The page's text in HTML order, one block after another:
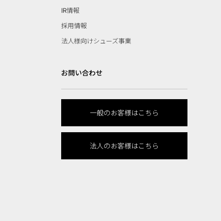
IR情報
採用情報
法人様向けシューズ事業
お問い合わせ
一般のお客様はこちら
法人のお客様はこちら